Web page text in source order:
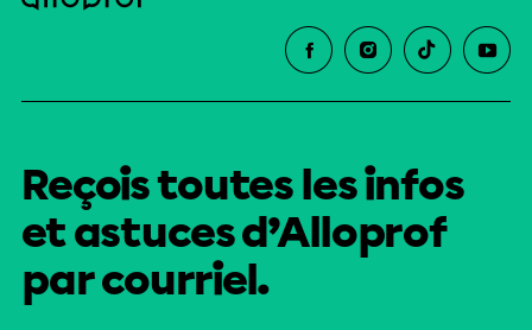
Reçois toutes les infos
et astuces d’Alloprof
par courriel.